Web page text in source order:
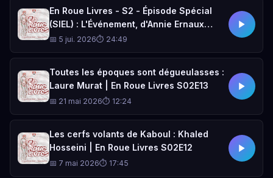
En Roue Livres - S2 - Épisode Spécial
(SIEL) : L'Événement, d'Annie Ernaux
(Entretien exclusif)
📅 5 jui. 2026⏱ 24:49
Toutes les époques sont dégueulasses :
Laure Murat | En Roue Livres S02E13
📅 21 mai 2026⏱ 12:24
Les cerfs volants de Kaboul : Khaled
Hosseini | En Roue Livres S02E12
📅 7 mai 2026⏱ 17:45